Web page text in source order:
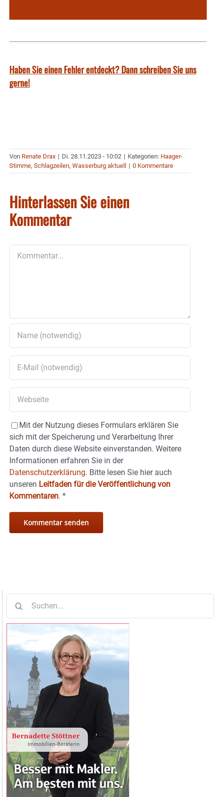
Haben Sie einen Fehler entdeckt? Dann schreiben Sie uns
gerne!
Von Renate Drax | Di. 28.11.2023 - 10:02 | Kategorien: Haager-
Stimme, Schlagzeilen, Wasserburg aktuell | 0 Kommentare
Hinterlassen Sie einen
Kommentar
Mit der Nutzung dieses Formulars erklären Sie
sich mit der Speicherung und Verarbeitung Ihrer
Daten durch diese Website einverstanden. Weitere
Informationen erfahren Sie in der
Datenschutzerklärung. Bitte lesen Sie hier auch
unseren Leitfaden für die Veröffentlichung von
Kommentaren. *
nach: